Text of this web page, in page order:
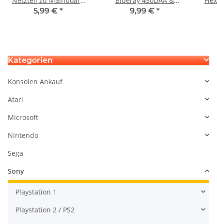
EADP-220 BB APS-250 - 4
5,99 € *
450EAA Laufwerk
9,99 € *
Kategorien
Konsolen Ankauf
Atari
Microsoft
Nintendo
Sega
Sony
Playstation 1
Playstation 2 / PS2